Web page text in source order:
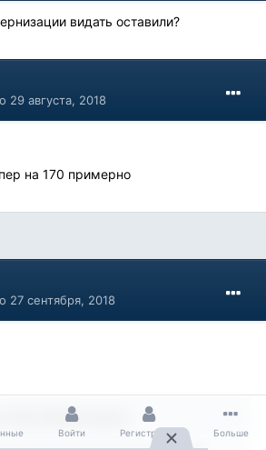
видать оставили?
29 августа, 2018
на 170 примерно
27 сентября, 2018
GDI 50 сказал:
Войти Регистрация Больше